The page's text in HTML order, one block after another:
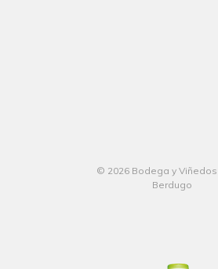
© 2026 Bodega y Viñedos
Berdugo